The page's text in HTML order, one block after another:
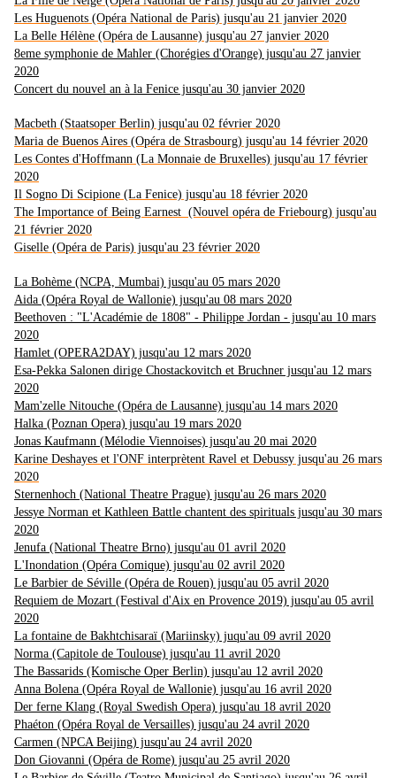
Les Huguenots (Opéra National de Paris) jusqu'au 21 janvier 2020
La Belle Hélène (Opéra de Lausanne) jusqu'au 27 janvier 2020
8eme symphonie de Mahler (Chorégies d'Orange) jusqu'au 27 janvier
2020
Concert du nouvel an à la Fenice jusqu'au 30 janvier 2020
Macbeth (Staatsoper Berlin) jusqu'au 02 février 2020
Maria de Buenos Aires (Opéra de Strasbourg) jusqu'au 14 février 2020
Les Contes d'Hoffmann (La Monnaie de Bruxelles) jusqu'au 17 février
2020
Il Sogno Di Scipione (La Fenice) jusqu'au 18 février 2020
The Importance of Being Earnest (Nouvel opéra de Friebourg) jusqu'au
21 février 2020
Giselle (Opéra de Paris) jusqu'au 23 février 2020
La Bohème (NCPA, Mumbai) jusqu'au 05 mars 2020
Aida (Opéra Royal de Wallonie) jusqu'au 08 mars 2020
Beethoven : "L'Académie de 1808" - Philippe Jordan - jusqu'au 10 mars
2020
Hamlet (OPERA2DAY) jusqu'au 12 mars 2020
Esa-Pekka Salonen dirige Chostackovitch et Bruchner jusqu'au 12 mars
2020
Mam'zelle Nitouche (Opéra de Lausanne) jusqu'au 14 mars 2020
Halka (Poznan Opera) jusqu'au 19 mars 2020
Jonas Kaufmann (Mélodie Viennoises) jusqu'au 20 mai 2020
Karine Deshayes et l'ONF interprètent Ravel et Debussy jusqu'au 26 mars
2020
Sternenhoch (National Theatre Prague) jusqu'au 26 mars 2020
Jessye Norman et Kathleen Battle chantent des spirituals jusqu'au 30 mars
2020
Jenufa (National Theatre Brno) jusqu'au 01 avril 2020
L'Inondation (Opéra Comique) jusqu'au 02 avril 2020
Le Barbier de Séville (Opéra de Rouen) jusqu'au 05 avril 2020
Requiem de Mozart (Festival d'Aix en Provence 2019) jusqu'au 05 avril
2020
La fontaine de Bakhtchisaraï (Mariinsky) juqu'au 09 avril 2020
Norma (Capitole de Toulouse) jusqu'au 11 avril 2020
The Bassarids (Komische Oper Berlin) jusqu'au 12 avril 2020
Anna Bolena (Opéra Royal de Wallonie) jusqu'au 16 avril 2020
Der ferne Klang (Royal Swedish Opera) jusqu'au 18 avril 2020
Phaéton (Opéra Royal de Versailles) jusqu'au 24 avril 2020
Carmen (NPCA Beijing) jusqu'au 24 avril 2020
Don Giovanni (Opéra de Rome) jusqu'au 25 avril 2020